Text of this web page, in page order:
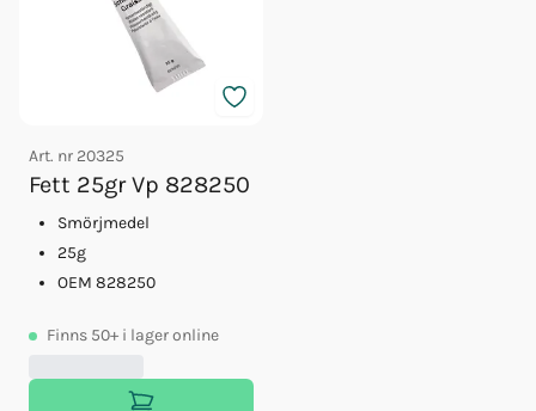
Art. nr 20325
Fett 25gr Vp 828250
Smörjmedel
25g
OEM 828250
Finns 50+ i lager online